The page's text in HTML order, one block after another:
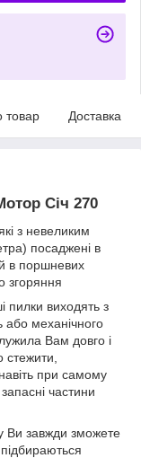
товар Доставка
Січ 270
з невеликим
посаджені в
в поршневих
згоряння
пилки виходять з
або механічного
Вам довго і
при самому
частини
Ви завжди зможете